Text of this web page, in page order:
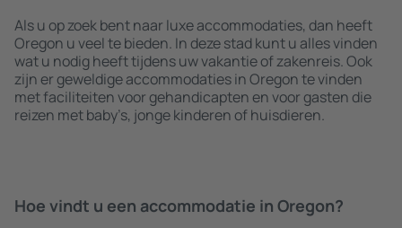
Als u op zoek bent naar luxe accommodaties, dan heeft
Oregon u veel te bieden. In deze stad kunt u alles vinden
wat u nodig heeft tijdens uw vakantie of zakenreis. Ook
zijn er geweldige accommodaties in Oregon te vinden
met faciliteiten voor gehandicapten en voor gasten die
reizen met baby’s, jonge kinderen of huisdieren.
Hoe vindt u een accommodatie in Oregon?